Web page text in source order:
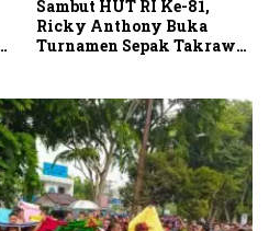
Sambut HUT RI Ke-81,
Ricky Anthony Buka
Turnamen Sepak Takraw